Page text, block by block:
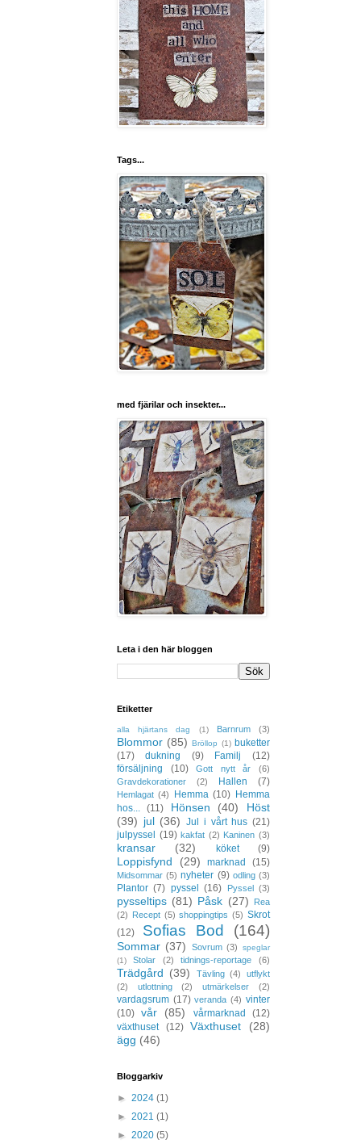
Tags...
med fjärilar och insekter...
Leta i den här bloggen
Etiketter
alla hjärtans dag (1) Barnrum (3)
Blommor (85) Bröllop (1) buketter
(17)
dukning (9) Familj
(12)
försäljning
(10) Gott nytt år
(6)
Gravdekorationer
(2) Hallen (7)
Hemlagat (4) Hemma (10) Hemma
hos...
(11) Hönsen (40)
Höst
(39) jul (36) Jul i vårt hus (21)
julpyssel
(19) kakfat (2) Kaninen (3)
kransar (32) köket (9)
Loppisfynd (29) marknad (15)
Midsommar (5) nyheter (9) odling (3)
Plantor (7) pyssel (16) Pyssel (3)
pysseltips (81) Påsk (27)
Rea
(2) Recept (5) shoppingtips (5) Skrot
(12)
Sofias Bod (164)
Sommar (37) Sovrum (3)
speglar
(1)
Stolar (2) tidnings-reportage (6)
Trädgård (39) Tävling (4)
utflykt
(2)
utlottning (2) utmärkelser (2)
vardagsrum (17) veranda (4) vinter
(10) vår (85) vårmarknad
(12)
växthuset
(12) Växthuset
(28)
ägg (46)
Bloggarkiv
► 2024 (1)
► 2021 (1)
► 2020 (5)